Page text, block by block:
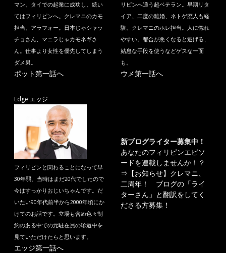
マン。タイでの起業に成功し、続い
てはフィリピンへ。クレマニのカモ
担当。アラフォー。日本じゃシャッ
チョさん、マニラじゃカモネギさ
ん。仕事より女性を優先してしまう
ダメ男。
ポット第一話へ
リピンへ通う超ベテラン。早期リタ
イア、二度の離婚、ネトゲ廃人も経
験。クレマニのホレ担当。人に惚れ
やすい。都合が悪くなると逃げる、
姑息な手段を使うなどゲスな一面
も。
ウメ第一話へ
Edge エッジ
フィリピンと関わることになって早
30年弱、当時はまだ20代でしたので
今はすっかりおじいちゃんです。だ
いたい90年代前半から2000年頃にか
けてのお話です。立場も含め色々制
約のある中での元駐在員の珍道中を
見ていただけたらと思います。
エッジ第一話へ
新ブログライター募集中！
あなたのフィリピンエピソ
ードを連載しませんか！？
⇒ 【お知らせ】クレマニ、
二周年！ ブログの「ライ
ターさん」と翻訳をしてく
ださる方募集！